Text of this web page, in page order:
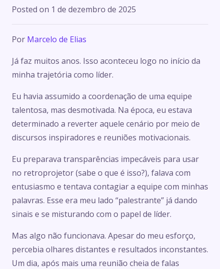
Posted on 1 de dezembro de 2025
Por Marcelo de Elias
Já faz muitos anos. Isso aconteceu logo no início da
minha trajetória como líder.
Eu havia assumido a coordenação de uma equipe
talentosa, mas desmotivada. Na época, eu estava
determinado a reverter aquele cenário por meio de
discursos inspiradores e reuniões motivacionais.
Eu preparava transparências impecáveis para usar
no retroprojetor (sabe o que é isso?), falava com
entusiasmo e tentava contagiar a equipe com minhas
palavras. Esse era meu lado “palestrante” já dando
sinais e se misturando com o papel de líder.
Mas algo não funcionava. Apesar do meu esforço,
percebia olhares distantes e resultados inconstantes.
Um dia, após mais uma reunião cheia de falas